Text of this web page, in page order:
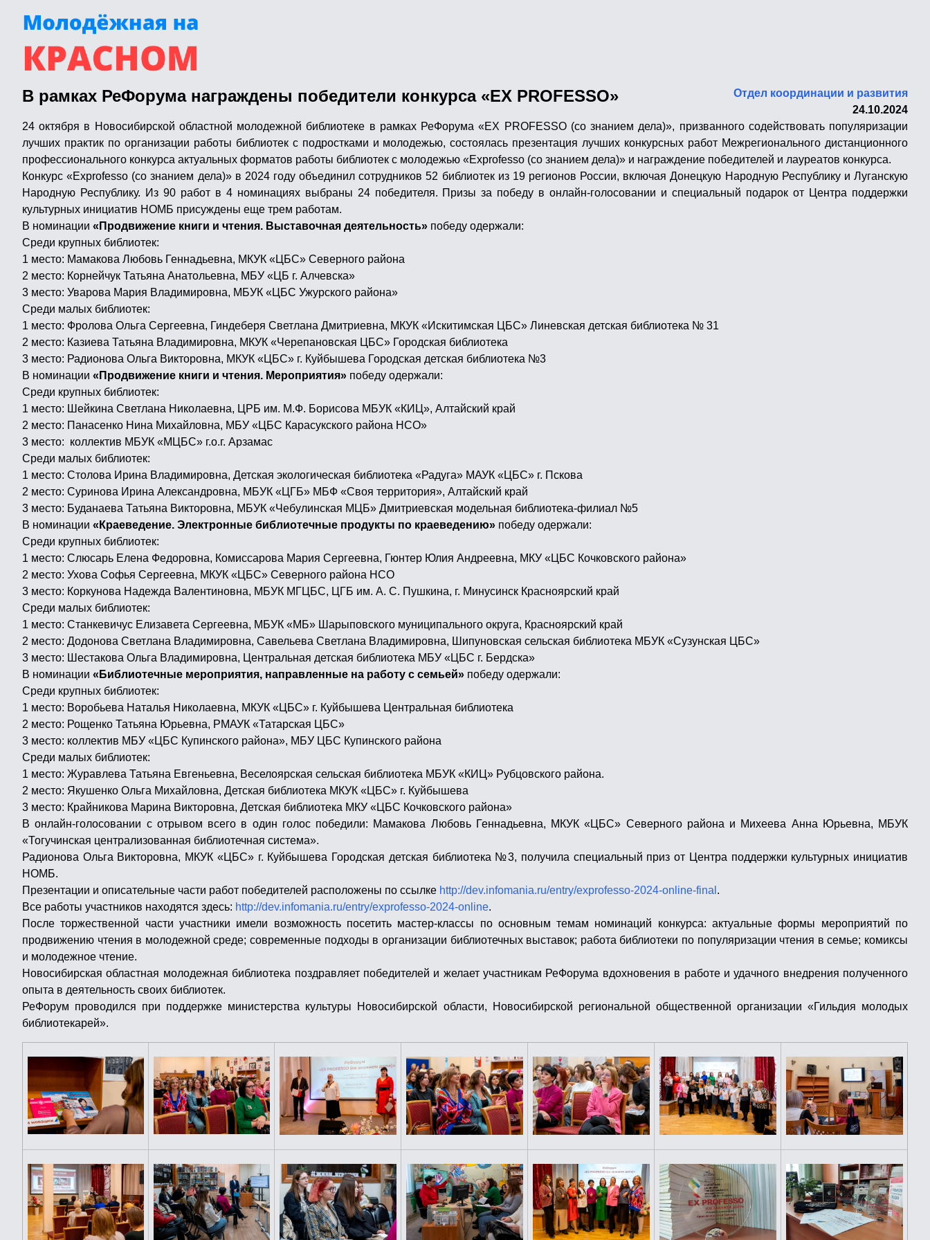
В рамках РеФорума награждены победители конкурса «EX PROFESSO»
Отдел координации и развития
24.10.2024
24 октября в Новосибирской областной молодежной библиотеке в рамках РеФорума «EX PROFESSO (со знанием дела)», призванного содействовать популяризации
лучших практик по организации работы библиотек с подростками и молодежью, состоялась презентация лучших конкурсных работ Межрегионального дистанционного
профессионального конкурса актуальных форматов работы библиотек с молодежью «Exprofesso (со знанием дела)» и награждение победителей и лауреатов конкурса.
Конкурс «Exprofesso (со знанием дела)» в 2024 году объединил сотрудников 52 библиотек из 19 регионов России, включая Донецкую Народную Республику и Луганскую
Народную Республику. Из 90 работ в 4 номинациях выбраны 24 победителя. Призы за победу в онлайн-голосовании и специальный подарок от Центра поддержки
культурных инициатив НОМБ присуждены еще трем работам.
В номинации «Продвижение книги и чтения. Выставочная деятельность» победу одержали:
Среди крупных библиотек:
1 место: Мамакова Любовь Геннадьевна, МКУК «ЦБС» Северного района
2 место: Корнейчук Татьяна Анатольевна, МБУ «ЦБ г. Алчевска»
3 место: Уварова Мария Владимировна, МБУК «ЦБС Ужурского района»
Среди малых библиотек:
1 место: Фролова Ольга Сергеевна, Гиндеберя Светлана Дмитриевна, МКУК «Искитимская ЦБС» Линевская детская библиотека № 31
2 место: Казиева Татьяна Владимировна, МКУК «Черепановская ЦБС» Городская библиотека
3 место: Радионова Ольга Викторовна, МКУК «ЦБС» г. Куйбышева Городская детская библиотека №3
В номинации «Продвижение книги и чтения. Мероприятия» победу одержали:
Среди крупных библиотек:
1 место: Шейкина Светлана Николаевна, ЦРБ им. М.Ф. Борисова МБУК «КИЦ», Алтайский край
2 место: Панасенко Нина Михайловна, МБУ «ЦБС Карасукского района НСО»
3 место: коллектив МБУК «МЦБС» г.о.г. Арзамас
Среди малых библиотек:
1 место: Столова Ирина Владимировна, Детская экологическая библиотека «Радуга» МАУК «ЦБС» г. Пскова
2 место: Суринова Ирина Александровна, МБУК «ЦГБ» МБФ «Своя территория», Алтайский край
3 место: Буданаева Татьяна Викторовна, МБУК «Чебулинская МЦБ» Дмитриевская модельная библиотека-филиал №5
В номинации «Краеведение. Электронные библиотечные продукты по краеведению» победу одержали:
Среди крупных библиотек:
1 место: Слюсарь Елена Федоровна, Комиссарова Мария Сергеевна, Гюнтер Юлия Андреевна, МКУ «ЦБС Кочковского района»
2 место: Ухова Софья Сергеевна, МКУК «ЦБС» Северного района НСО
3 место: Коркунова Надежда Валентиновна, МБУК МГЦБС, ЦГБ им. А. С. Пушкина, г. Минусинск Красноярский край
Среди малых библиотек:
1 место: Станкевичус Елизавета Сергеевна, МБУК «МБ» Шарыповского муниципального округа, Красноярский край
2 место: Додонова Светлана Владимировна, Савельева Светлана Владимировна, Шипуновская сельская библиотека МБУК «Сузунская ЦБС»
3 место: Шестакова Ольга Владимировна, Центральная детская библиотека МБУ «ЦБС г. Бердска»
В номинации «Библиотечные мероприятия, направленные на работу с семьей» победу одержали:
Среди крупных библиотек:
1 место: Воробьева Наталья Николаевна, МКУК «ЦБС» г. Куйбышева Центральная библиотека
2 место: Рощенко Татьяна Юрьевна, РМАУК «Татарская ЦБС»
3 место: коллектив МБУ «ЦБС Купинского района», МБУ ЦБС Купинского района
Среди малых библиотек:
1 место: Журавлева Татьяна Евгеньевна, Веселоярская сельская библиотека МБУК «КИЦ» Рубцовского района.
2 место: Якушенко Ольга Михайловна, Детская библиотека МКУК «ЦБС» г. Куйбышева
3 место: Крайникова Марина Викторовна, Детская библиотека МКУ «ЦБС Кочковского района»
В онлайн-голосовании с отрывом всего в один голос победили: Мамакова Любовь Геннадьевна, МКУК «ЦБС» Северного района и Михеева Анна Юрьевна, МБУК
«Тогучинская централизованная библиотечная система».
Радионова Ольга Викторовна, МКУК «ЦБС» г. Куйбышева Городская детская библиотека №3, получила специальный приз от Центра поддержки культурных инициатив
НОМБ.
Презентации и описательные части работ победителей расположены по ссылке http://dev.infomania.ru/entry/exprofesso-2024-online-final .
Все работы участников находятся здесь: http://dev.infomania.ru/entry/exprofesso-2024-online.
После торжественной части участники имели возможность посетить мастер-классы по основным темам номинаций конкурса: актуальные формы мероприятий по
продвижению чтения в молодежной среде; современные подходы в организации библиотечных выставок; работа библиотеки по популяризации чтения в семье; комиксы
и молодежное чтение.
Новосибирская областная молодежная библиотека поздравляет победителей и желает участникам РеФорума вдохновения в работе и удачного внедрения полученного
опыта в деятельность своих библиотек.
РеФорум проводился при поддержке министерства культуры Новосибирской области, Новосибирской региональной общественной организации «Гильдия молодых
библиотекарей».